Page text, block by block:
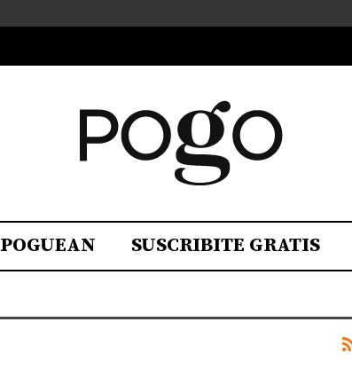
POGUEAN SUSCRIBITE GRATIS